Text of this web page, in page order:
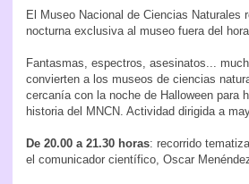
El Museo Nacional de Ciencias
nocturna exclusiva al museo fuera del
Fantasmas, espectros, asesinatos...
convierten a los museos de ciencias
cercanía con la noche de Halloween para
historia del MNCN. Actividad dirigida a
De 20.00 a 21.30 horas: recorrido
el comunicador científico, Oscar